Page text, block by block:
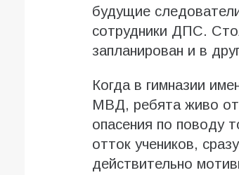
будущие
сотрудники ДПС.
запланирован и в
Когда в гимназии
МВД, ребята живо
опасения по поводу
отток учеников,
действительно